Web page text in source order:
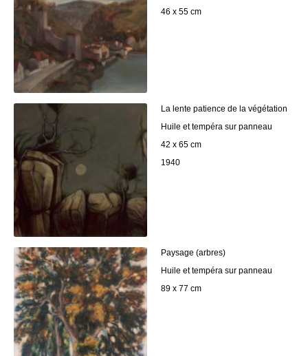
46 x 55 cm
La lente patience de la végétation
Huile et tempéra sur panneau
42 x 65 cm
1940
Paysage (arbres)
Huile et tempéra sur panneau
89 x 77 cm